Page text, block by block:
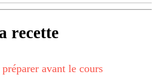
recette
avant le cours